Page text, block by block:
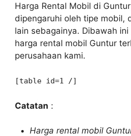
Harga Rental Mobil di
dipengaruhi oleh tipe mobil,
lain sebagainya. Dibawah
harga rental mobil Guntur
perusahaan kami.
[table id=1 /]
Catatan :
Harga rental mobil